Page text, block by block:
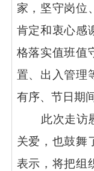
家，坚守岗位
肯定和衷心感
格落实值班值
置、出入管理
有序、节日期
此次走访慰
关爱，也鼓舞
表示，将把组